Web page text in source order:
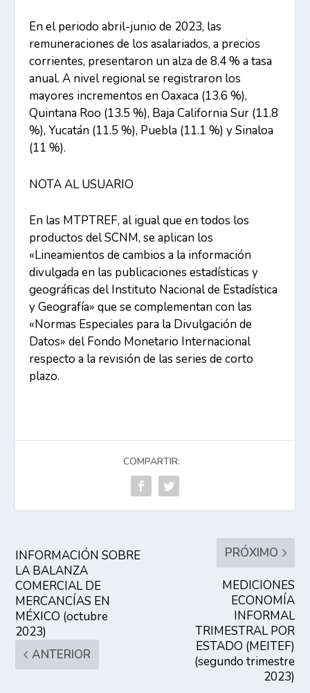
En el periodo abril-junio de 2023, las
remuneraciones de los asalariados, a precios
corrientes, presentaron un alza de 8.4 % a tasa
anual. A nivel regional se registraron los
mayores incrementos en Oaxaca (13.6 %),
Quintana Roo (13.5 %), Baja California Sur (11.8
%), Yucatán (11.5 %), Puebla (11.1 %) y Sinaloa
(11 %).
NOTA AL USUARIO
En las MTPTREF, al igual que en todos los
productos del SCNM, se aplican los
«Lineamientos de cambios a la información
divulgada en las publicaciones estadísticas y
geográficas del Instituto Nacional de Estadística
y Geografía» que se complementan con las
«Normas Especiales para la Divulgación de
Datos» del Fondo Monetario Internacional
respecto a la revisión de las series de corto
plazo.
COMPARTIR:
INFORMACIÓN SOBRE
LA BALANZA
COMERCIAL DE
MERCANCÍAS EN
MÉXICO (octubre
2023)
ANTERIOR
PRÓXIMO
MEDICIONES
ECONOMÍA
INFORMAL
TRIMESTRAL POR
ESTADO (MEITEF)
(segundo trimestre
2023)